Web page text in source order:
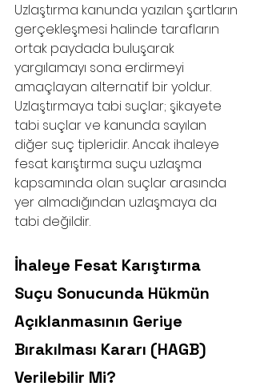
Uzlaştırma kanunda yazılan şartların
gerçekleşmesi halinde tarafların
ortak paydada buluşarak
yargılamayı sona erdirmeyi
amaçlayan alternatif bir yoldur.
Uzlaştırmaya tabi suçlar; şikayete
tabi suçlar ve kanunda sayılan
diğer suç tipleridir. Ancak ihaleye
fesat karıştırma suçu uzlaşma
kapsamında olan suçlar arasında
yer almadığından uzlaşmaya da
tabi değildir.
İhaleye Fesat Karıştırma
Suçu Sonucunda Hükmün
Açıklanmasının Geriye
Bırakılması Kararı (HAGB)
Verilebilir Mi?